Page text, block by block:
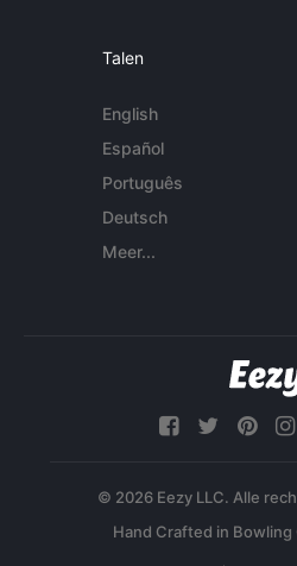
Talen
English
Español
Português
Deutsch
Meer...
© 2026 Eezy LLC. Alle